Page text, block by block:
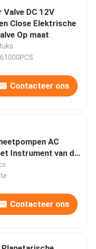
DC 12V
Close Elektrische
Op maat
Contacteer ons
AC
Instrument van de
van de
Contacteer ons